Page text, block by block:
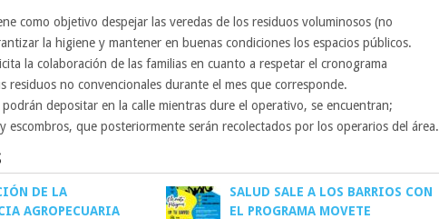
como objetivo despejar las veredas de los residuos voluminosos (no
la higiene y mantener en buenas condiciones los espacios públicos.
la colaboración de las familias en cuanto a respetar el cronograma
residuos no convencionales durante el mes que corresponde.
depositar en la calle mientras dure el operativo, se encuentran;
escombros, que posteriormente serán recolectados por los operarios del área.
DE LA
AGROPECUARIA
SALUD SALE A LOS BARRIOS CON
EL PROGRAMA MOVETE